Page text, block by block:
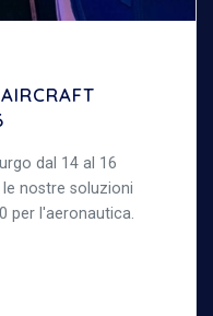
dal 14 al 16
nostre soluzioni
per l'aeronautica.